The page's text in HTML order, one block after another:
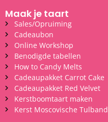
Maak je taart
Sales/Opruiming
Cadeaubon
Online Workshop
Benodigde tabellen
How to Candy Melts
Cadeaupakket Carrot Cake
Cadeaupakket Red Velvet
Kerstboomtaart maken
Kerst Moscovische Tulband